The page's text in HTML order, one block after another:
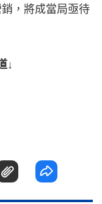
，將成當局亟待
↓